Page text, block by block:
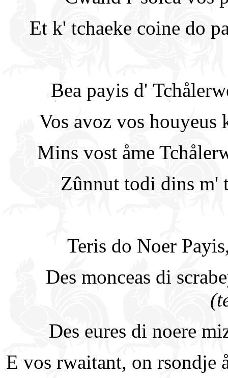
Et k' tchaeke coine do
Bea payis d'
Vos avoz vos
Mins vost åme
Zûnnut todi dins m'
Teris do Noer
Des monceas di
Des eures di noere
E vos rwaitant, on rsondje